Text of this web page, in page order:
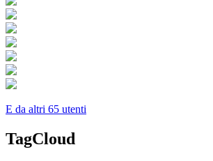
E da altri 65 utenti
TagCloud